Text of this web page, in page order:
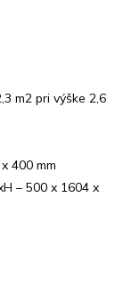
m2 pri výške 2,6
400 mm
– 500 x 1604 x